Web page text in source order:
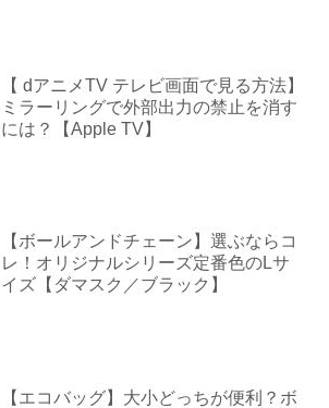
【 dアニメTV テレビ画面で見る方法】
ミラーリングで外部出力の禁止を消す
には？【Apple TV】
【ボールアンドチェーン】選ぶならコ
レ！オリジナルシリーズ定番色のLサ
イズ【ダマスク／ブラック】
【エコバッグ】大小どっちが便利？ボ